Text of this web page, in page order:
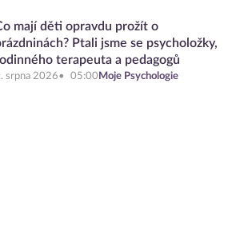
mají děti opravdu prožít o
Ptali jsme se psycholožky,
terapeuta a pedagogů
srpna 2026 05:00 Moje Psychologie